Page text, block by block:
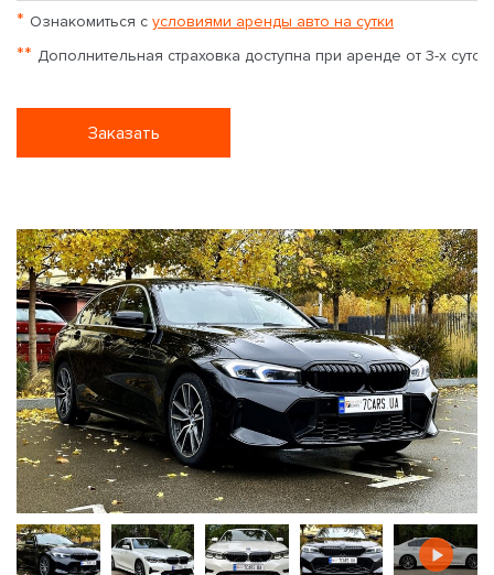
* Ознакомиться с условиями аренды авто на сутки
** Дополнительная страховка доступна при аренде от 3-х суток
Заказать